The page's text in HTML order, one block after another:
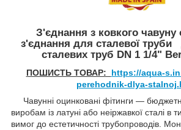
З'єднання з ковкого чавуну
з'єднання для сталевої
сталевих труб DN 1 1/4"
ПОШИСТЬ ТОВАР: https://aqua-
perehodnik-dlya-
Чавунні оцинковані фітинги —
виробам із латуні або неіржавкої сталі в
вимог до естетичності трубопроводів.